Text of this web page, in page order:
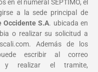
en el numeral SEPTIMO, el
a la sede principal de
S.A. ubicada en
o realizar su solicitud a
Además de los
escribir al correo
y realizar el tramite,